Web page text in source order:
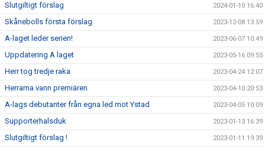
Slutgiltigt förslag 2024-01-10 16:40
Skånebolls första förslag 2023-12-08 13:59
A-laget leder serien! 2023-06-07 10:49
Uppdatering A laget 2023-05-16 09:55
Herr tog tredje raka 2023-04-24 12:07
Herrarna vann premiären 2023-04-10 20:53
A-lags debutanter från egna led mot Ystad 2023-04-05 10:09
Supporterhalsduk 2023-01-13 16:39
Slutgiltigt förslag ! 2023-01-11 19:39